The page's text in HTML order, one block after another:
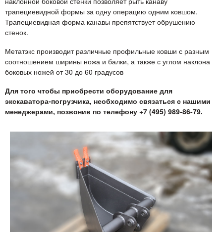
трапециевидной формы за одну операцию одним ковшом.
Трапециевидная форма канавы препятствует обрушению
стенок.
Метатэкс производит различные профильные ковши с разным
соотношением ширины ножа и балки, а также с углом наклона
боковых ножей от 30 до 60 градусов
Для того чтобы приобрести оборудование для
экскаватора-погрузчика, необходимо связаться с нашими
менеджерами, позвонив по телефону +7 (495) 989-86-79.